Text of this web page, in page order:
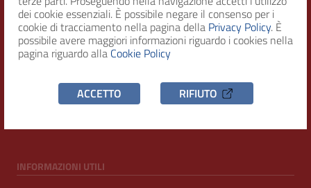
dei cookie essenziali. È possibile negare il consenso per i
cookie di tracciamento nella pagina della Privacy Policy. È
possibile avere maggiori informazioni riguardo i cookies nella
pagina riguardo alla Cookie Policy
ACCETTO RIFIUTO
Piazza San Magno 9
20025, Legnano (MI)
Telefono
C.F. / P.IVA
INFORMAZIONI UTILI